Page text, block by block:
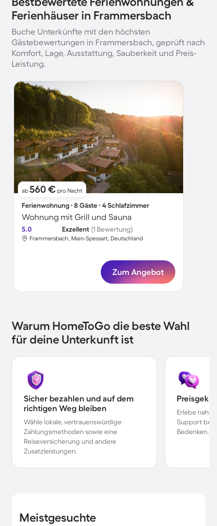
Ferienhäuser in Frammersbach
Buche Unterkünfte mit den höchsten
Gästebewertungen in Frammersbach, geprüft nach
Komfort, Lage, Ausstattung, Sauberkeit und Preis-
Leistung.
ab 560 € pro Nacht
Ferienwohnung ∙ 8 Gäste ∙ 4 Schlafzimmer
Wohnung mit Grill und Sauna
5.0 Exzellent (1 Bewertung)
Frammersbach, Main-Spessart, Deutschland
Zum Angebot
Warum HomeToGo die beste Wahl
für deine Unterkunft ist
Sicher bezahlen und auf dem
richtigen Weg bleiben
Wähle lokale, vertrauenswürdige
Zahlungsmethoden sowie eine
Reiseversicherung und andere
Zusatzleistungen.
Erlebe
Support bei
Bedenken.
Meistgesuchte